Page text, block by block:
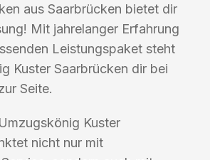
aus Saarbrücken bietet dir
Mit jahrelanger Erfahrung
Leistungspaket steht
Kuster Saarbrücken dir bei
Seite.
Kuster
nicht nur mit